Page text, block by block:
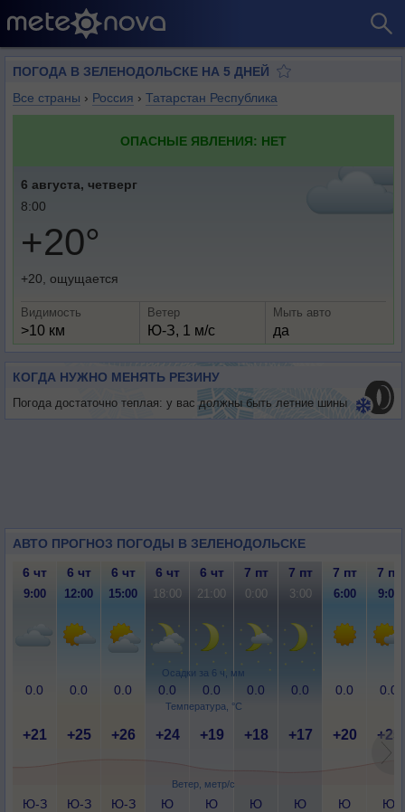
ПОГОДА В ЗЕЛЕНОДОЛЬСКЕ НА 5 ДНЕЙ
Все страны › Россия › Татарстан Республика
ОПАСНЫЕ ЯВЛЕНИЯ: НЕТ
6 августа, четверг
8:00
+20°
+20, ощущается
Видимость
>10 км
Ветер
Ю-З, 1 м/с
Мыть авто
да
КОГДА НУЖНО МЕНЯТЬ РЕЗИНУ
Погода достаточно теплая: у вас должны быть летние шины
АВТО ПРОГНОЗ ПОГОДЫ В ЗЕЛЕНОДОЛЬСКЕ
Осадки за 6 ч, мм
Температура, °C
Ветер, метр/с
6 чт 6 чт 6 чт 6 чт 6 чт 7 пт 7 пт 7 пт 7 пт
9:00 12:00 15:00 18:00 21:00 0:00 3:00 6:00 9:00
0.0 0.0 0.0 0.0 0.0 0.0 0.0 0.0 0.0
+21 +25 +26 +24 +19 +18 +17 +20 +25
Ю-З
Ю-З
Ю-З
Ю
Ю
Ю
Ю
Ю
Ю